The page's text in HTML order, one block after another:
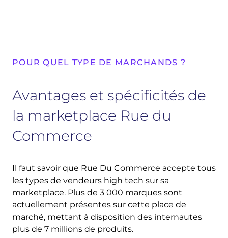
POUR QUEL TYPE DE MARCHANDS ?
Avantages et spécificités de
la marketplace Rue du
Commerce
Il faut savoir que Rue Du Commerce accepte tous
les types de vendeurs high tech sur sa
marketplace. Plus de 3 000 marques sont
actuellement présentes sur cette place de
marché, mettant à disposition des internautes
plus de 7 millions de produits.